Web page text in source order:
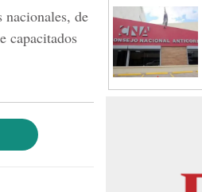
de
capacitados